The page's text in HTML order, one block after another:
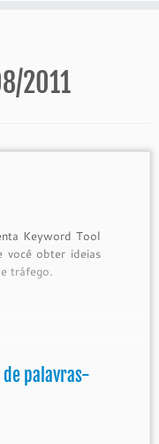
2011
Keyword Tool
obter ideias
tráfego.
palavras-